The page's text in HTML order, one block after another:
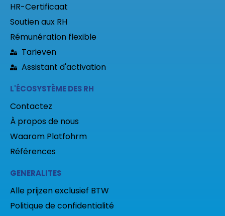
HR-Certificaat
Soutien aux RH
Rémunération flexible
Tarieven
Assistant d'activation
L'ÉCOSYSTÈME DES RH
Contactez
À propos de nous
Waarom Platfohrm
Références
GENERALITES
Alle prijzen exclusief BTW
Politique de confidentialité